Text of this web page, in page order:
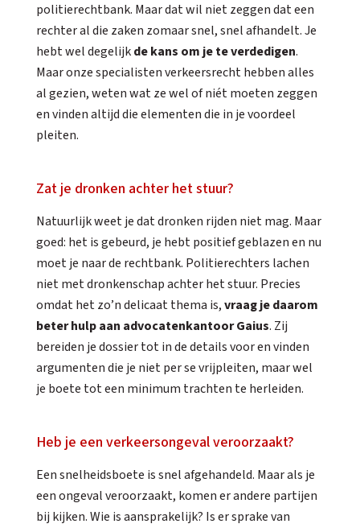
politierechtbank. Maar dat wil niet zeggen dat een
rechter al die zaken zomaar snel, snel afhandelt. Je
hebt wel degelijkde kans om je te verdedigen.
Maar onze specialisten verkeersrecht hebben alles
al gezien, weten wat ze wel of niét moeten zeggen
en vinden altijd die elementen die in je voordeel
pleiten.
Zat je dronken achter het stuur?
Natuurlijk weet je dat dronken rijden niet mag. Maar
goed: het is gebeurd, je hebt positief geblazen en nu
moet je naar de rechtbank. Politierechters lachen
niet met dronkenschap achter het stuur. Precies
omdat het zo’n delicaat thema is,vraag je daarom
beter hulp aan advocatenkantoor Gaius. Zij
bereiden je dossier tot in de details voor en vinden
argumenten die je niet per se vrijpleiten, maar wel
je boete tot een minimum trachten te herleiden.
Heb je een verkeersongeval veroorzaakt?
Een snelheidsboete is snel afgehandeld. Maar als je
een ongeval veroorzaakt, komen er andere partijen
bij kijken. Wie is aansprakelijk? Is er sprake van